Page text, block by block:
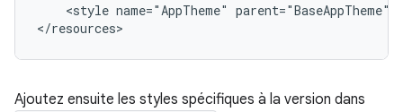
<style name="AppTheme" parent="BaseAppTheme"
</resources>
Ajoutez ensuite les styles spécifiques à la version dans